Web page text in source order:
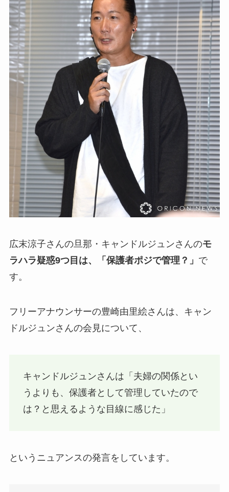
広末涼子さんの旦那・キャンドルジュンさんのモ
ラハラ疑惑9つ目は、「保護者ポジで管理？」 で
す。
フリーアナウンサーの豊崎由里絵さんは、キャン
ドルジュンさんの会見について、
キャンドルジュンさんは「夫婦の関係とい
うよりも、保護者として管理していたので
は？と思えるような目線に感じた」
というニュアンスの発言をしています。